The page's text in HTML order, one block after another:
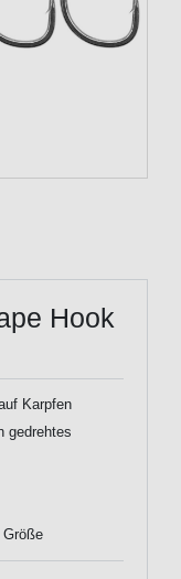
Hook
Karpfen
gedrehtes
Größe